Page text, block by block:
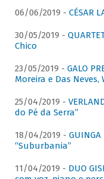
06/06/2019 - CÉSAR
30/05/2019 -
Chico
23/05/2019 - GALO
Moreira e Das Neves,
25/04/2019 -
do Pé da Serra”
18/04/2019 - GUINGA
“Suburbania”
11/04/2019 - DUO